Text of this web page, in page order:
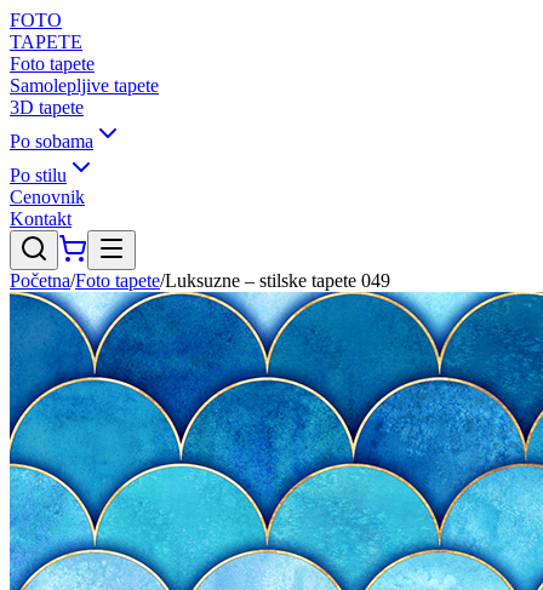
FOTO
TAPETE
Foto tapete
Samolepljive tapete
3D tapete
Po sobama
Po stilu
Cenovnik
Kontakt
Početna/Foto tapete/Luksuzne – stilske tapete 049